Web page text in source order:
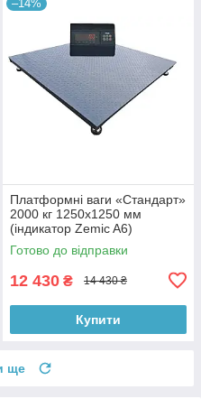
–14%
Платформні ваги «Стандарт»
2000 кг 1250х1250 мм
(індикатор Zemic A6)
Готово до відправки
12 430 ₴ 14 430 ₴
Купити
ще